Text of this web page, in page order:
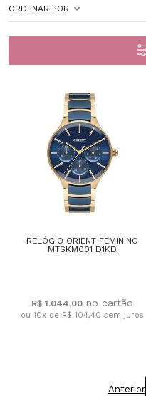
ORDENAR POR
RELÓGIO ORIENT FEMININO
MTSKM001 D1KD
R$ 1.044,00
ou 10x de R$ 104,40 sem juros
Anterior